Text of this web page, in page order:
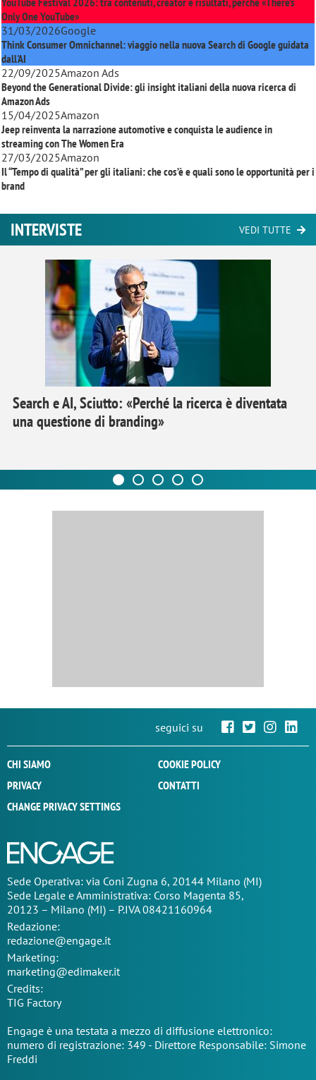
Only One YouTube»
31/03/2026Google
Think Consumer Omnichannel: viaggio nella nuova Search di Google guidata
dall'AI
22/09/2025Amazon Ads
Beyond the Generational Divide: gli insight italiani della nuova ricerca di
Amazon Ads
15/04/2025Amazon
Jeep reinventa la narrazione automotive e conquista le audience in
streaming conThe Women Era
27/03/2025Amazon
Il “Tempo di qualità” per gli italiani: che cos’è e quali sono le opportunità per i
brand
INTERVISTE VEDI TUTTE
Search e AI, Sciutto: «Perché la ricerca è diventata
una questione di branding»
seguici su
CHI SIAMO
COOKIE POLICY
PRIVACY
CONTATTI
CHANGE PRIVACY SETTINGS
Sede Operativa: via Coni Zugna 6, 20144 Milano (MI)
Sede Legale e Amministrativa: Corso Magenta 85,
20123 – Milano (MI) – P.IVA 08421160964
Redazione:
redazione@engage.it
Marketing:
marketing@edimaker.it
Credits:
TIG Factory
Engage è una testata a mezzo di diffusione elettronico:
numero di registrazione: 349 - Direttore Responsabile: Simone
Freddi